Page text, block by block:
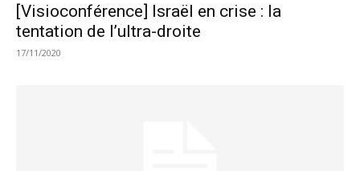
[Visioconférence] Israël en crise : la
tentation de l’ultra-droite
17/11/2020